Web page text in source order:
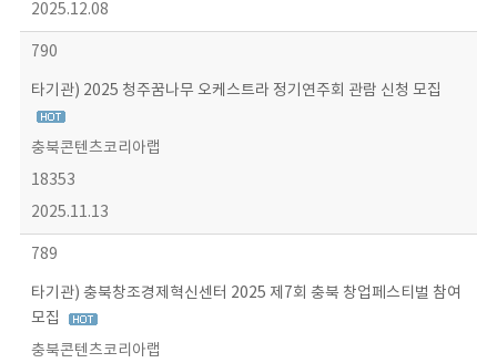
2025.12.08
790
타기관) 2025 청주꿈나무 오케스트라 정기연주회 관람 신청 모집
충북콘텐츠코리아랩
18353
2025.11.13
789
타기관) 충북창조경제혁신센터 2025 제7회 충북 창업페스티벌 참여
모집
충북콘텐츠코리아랩